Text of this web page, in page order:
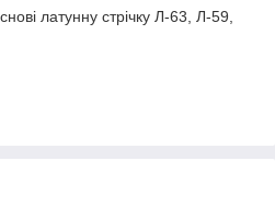
латунну стрічку Л-63, Л-59,